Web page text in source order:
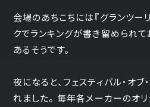
会場のあちこちには『グランツ
クでランキングが書き留められて
あるそうです。
夜になると、フェスティバル・オ
れました。 毎年各メーカーのオ